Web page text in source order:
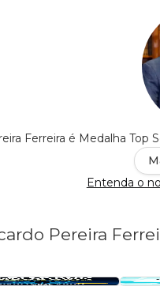
Ferreira é Medalha
Entenda o
Pereira